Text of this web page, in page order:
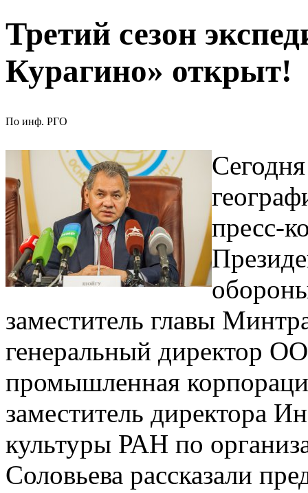
Третий сезон
Курагино» открыт!
По инф. РГО
пресс-
заместитель главы
генеральный директор
промышленная
заместитель директора
культуры РАН по
Соловьева рассказали